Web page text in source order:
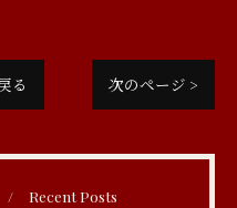
る 次のページ >
Recent Posts